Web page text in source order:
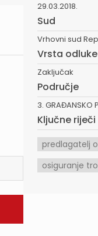
29.03.2018.
Sud
Vrhovni sud
Vrsta odluke
Zaključak
Područje
3. GRAĐANSKO
Ključne riječi
predlagatelj
osiguranje